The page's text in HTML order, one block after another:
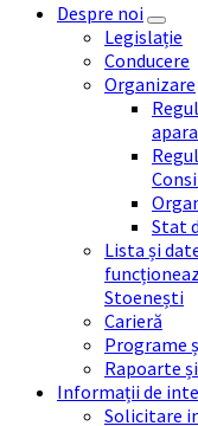
Despre noi
Legislație
Conducere
Organizare
Stat
Lista și
Stoenești
Carieră
Programe
Rapoarte
Informații de
Solicitare